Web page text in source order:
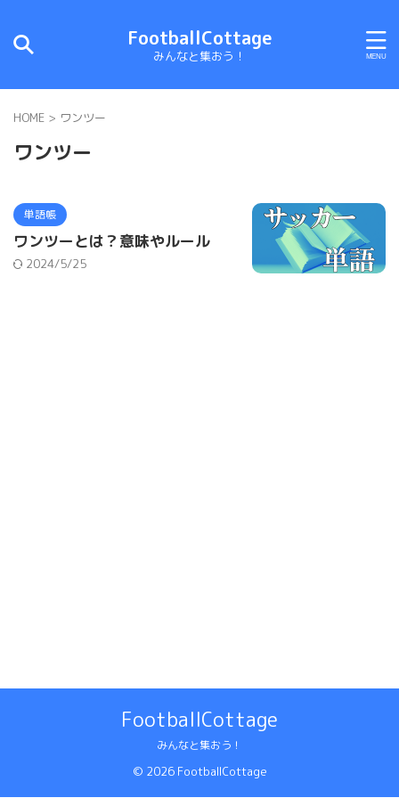
FootballCottage
みんなと集おう！
HOME > ワンツー
ワンツー
単語帳
ワンツーとは？意味やルール
2024/5/25
FootballCottage
みんなと集おう！
© 2026 FootballCottage